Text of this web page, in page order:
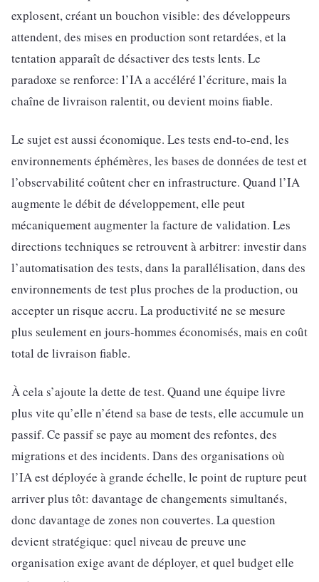
explosent, créant un bouchon visible: des développeurs
attendent, des mises en production sont retardées, et la
tentation apparaît de désactiver des tests lents. Le
paradoxe se renforce: l’IA a accéléré l’écriture, mais la
chaîne de livraison ralentit, ou devient moins fiable.
Le sujet est aussi économique. Les tests end-to-end, les
environnements éphémères, les bases de données de test et
l’observabilité coûtent cher en infrastructure. Quand l’IA
augmente le débit de développement, elle peut
mécaniquement augmenter la facture de validation. Les
directions techniques se retrouvent à arbitrer: investir dans
l’automatisation des tests, dans la parallélisation, dans des
environnements de test plus proches de la production, ou
accepter un risque accru. La productivité ne se mesure
plus seulement en jours-hommes économisés, mais en coût
total de livraison fiable.
À cela s’ajoute la dette de test. Quand une équipe livre
plus vite qu’elle n’étend sa base de tests, elle accumule un
passif. Ce passif se paye au moment des refontes, des
migrations et des incidents. Dans des organisations où
l’IA est déployée à grande échelle, le point de rupture peut
arriver plus tôt: davantage de changements simultanés,
donc davantage de zones non couvertes. La question
devient stratégique: quel niveau de preuve une
organisation exige avant de déployer, et quel budget elle